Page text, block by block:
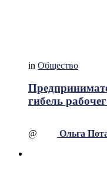
in Общество
гибель
@ Ольга